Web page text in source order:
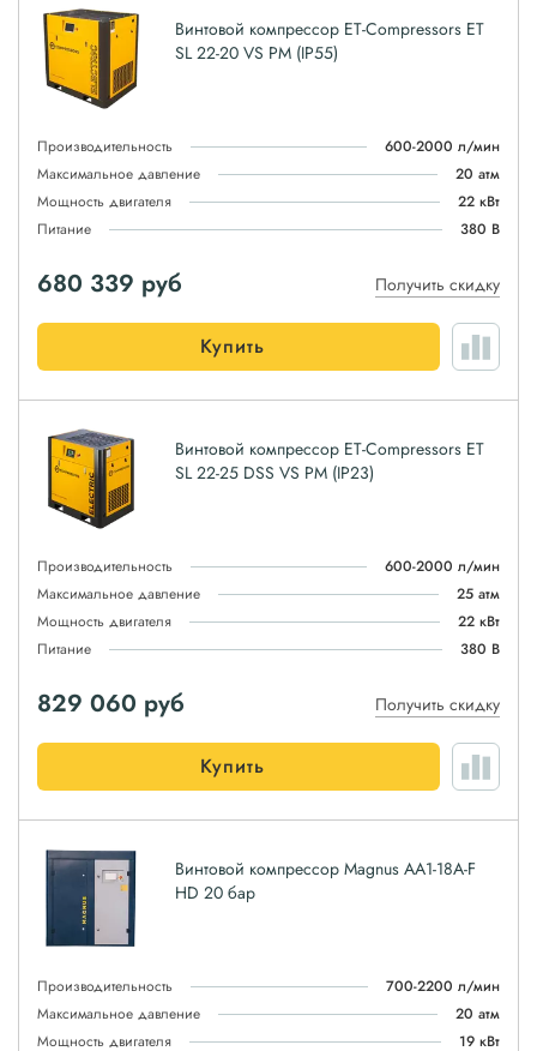
Винтовой компрессор ET-Compressors ET
SL 22-20 VS PM (IP55)
Производительность
600-2000 л/мин
Максимальное давление
20 атм
Мощность двигателя
22 кВт
Питание
380 В
680 339 руб Получить скидку
Купить
Винтовой компрессор ET-Compressors ET
SL 22-25 DSS VS PM (IP23)
Производительность
600-2000 л/мин
Максимальное давление
25 атм
Мощность двигателя
22 кВт
Питание
380 В
829 060 руб Получить скидку
Купить
Винтовой компрессор Magnus АА1-18A-F
HD 20 бар
Производительность
700-2200 л/мин
Максимальное давление
20 атм
Мощность двигателя
19 кВт